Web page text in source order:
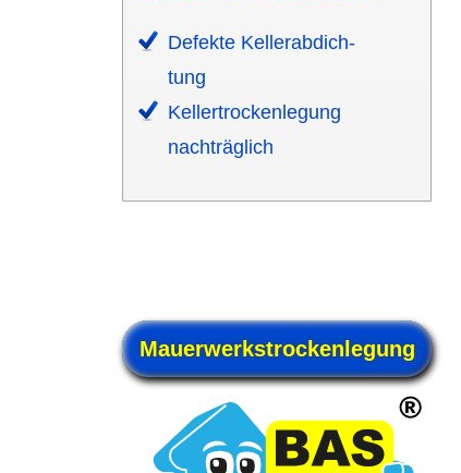
Defekte Keller­­abdich­
tung
Keller­­trocken­­legung
nachträg­lich
Mauerwerks­trockenlegung